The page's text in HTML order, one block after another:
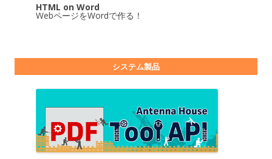
HTML on Word
WebページをWordで作る！
システム製品